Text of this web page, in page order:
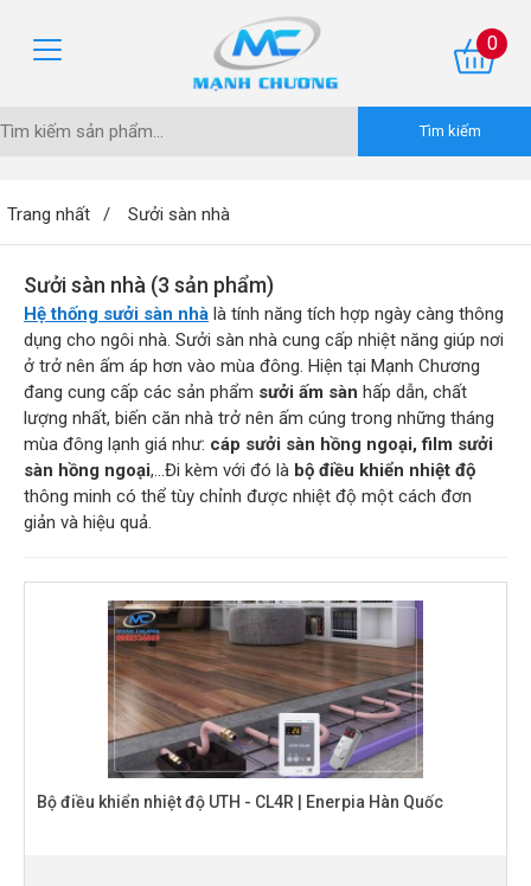
0
Trang nhất Sưởi sàn nhà
Sưởi sàn nhà (3 sản phẩm)
Hệ thống sưởi sàn nhà là tính năng tích hợp ngày càng thông
dụng cho ngôi nhà. Sưởi sàn nhà cung cấp nhiệt năng giúp nơi
ở trở nên ấm áp hơn vào mùa đông. Hiện tại Mạnh Chương
đang cung cấp các sản phẩm sưởi ấm sàn hấp dẫn, chất
lượng nhất, biến căn nhà trở nên ấm cúng trong những tháng
mùa đông lạnh giá như: cáp sưởi sàn hồng ngoại, film sưởi
sàn hồng ngoại,...Đi kèm với đó là bộ điều khiển nhiệt độ
thông minh có thể tùy chỉnh được nhiệt độ một cách đơn
giản và hiệu quả.
Bộ điều khiển nhiệt độ UTH - CL4R | Enerpia Hàn Quốc